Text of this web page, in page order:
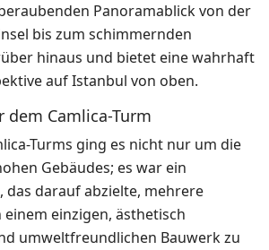
Panoramablick von der
bis zum schimmernden
hinaus und bietet eine wahrhaft
auf Istanbul von oben.
dem Camlica-Turm
Turms ging es nicht nur um die
Gebäudes; es war ein
das darauf abzielte, mehrere
einzigen, ästhetisch
umweltfreundlichen Bauwerk zu